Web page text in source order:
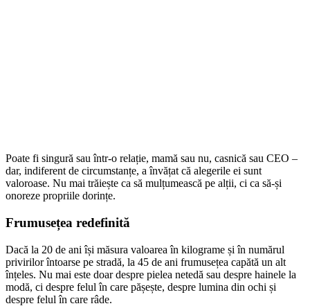
Poate fi singură sau într-o relație, mamă sau nu, casnică sau CEO –
dar, indiferent de circumstanțe, a învățat că alegerile ei sunt
valoroase. Nu mai trăiește ca să mulțumească pe alții, ci ca să-și
onoreze propriile dorințe.
Frumusețea redefinită
Dacă la 20 de ani își măsura valoarea în kilograme și în numărul
privirilor întoarse pe stradă, la 45 de ani frumusețea capătă un alt
înțeles. Nu mai este doar despre pielea netedă sau despre hainele la
modă, ci despre felul în care pășește, despre lumina din ochi și
despre felul în care râde.